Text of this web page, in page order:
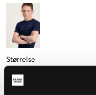
Størrelse
10 år
140 cm